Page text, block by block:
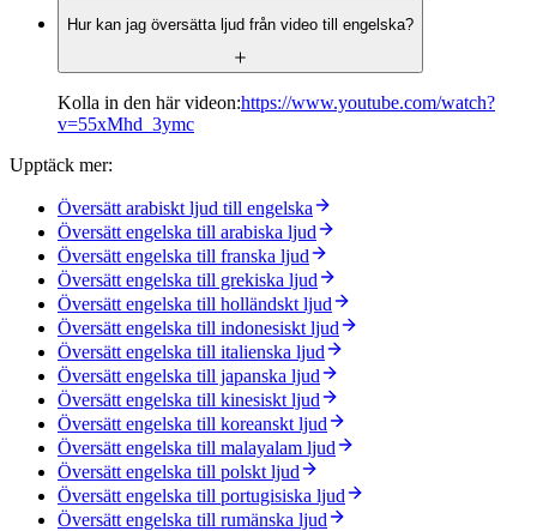
Hur kan jag översätta ljud från video till engelska?
Kolla in den här videon:https://www.youtube.com/watch?
v=55xMhd_3ymc
Upptäck mer:
Översätt arabiskt ljud till engelska
Översätt engelska till arabiska ljud
Översätt engelska till franska ljud
Översätt engelska till grekiska ljud
Översätt engelska till holländskt ljud
Översätt engelska till indonesiskt ljud
Översätt engelska till italienska ljud
Översätt engelska till japanska ljud
Översätt engelska till kinesiskt ljud
Översätt engelska till koreanskt ljud
Översätt engelska till malayalam ljud
Översätt engelska till polskt ljud
Översätt engelska till portugisiska ljud
Översätt engelska till rumänska ljud